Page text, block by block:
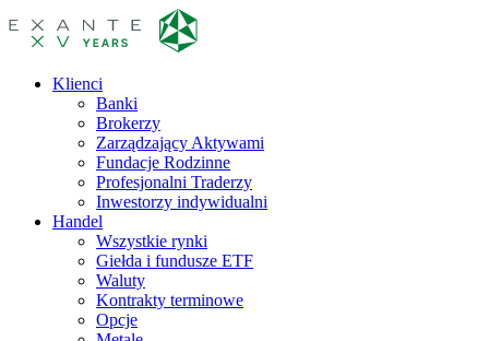
Klienci
Banki
Brokerzy
Zarządzający Aktywami
Fundacje Rodzinne
Profesjonalni Traderzy
Inwestorzy indywidualni
Handel
Wszystkie rynki
Giełda i fundusze ETF
Waluty
Kontrakty terminowe
Opcje